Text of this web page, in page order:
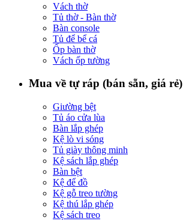
Vách thờ
Tủ thờ - Bàn thờ
Bàn console
Tủ để bể cá
Ốp bàn thờ
Vách ốp tường
Mua về tự ráp (bán sẵn, giá rẻ)
Giường bệt
Tủ áo cửa lùa
Bàn lắp ghép
Kệ lò vi sóng
Tủ giày thông minh
Kệ sách lắp ghép
Bàn bệt
Kệ để đồ
Kệ gỗ treo tường
Kệ thú lắp ghép
Kệ sách treo